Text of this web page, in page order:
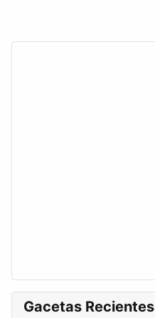
Gacetas Recientes